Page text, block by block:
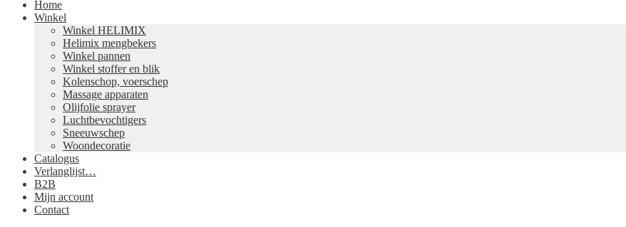
Home
Winkel
Winkel HELIMIX
Helimix mengbekers
Winkel pannen
Winkel stoffer en blik
Kolenschop, voerschep
Massage apparaten
Olijfolie sprayer
Luchtbevochtigers
Sneeuwschep
Woondecoratie
Catalogus
Verlanglijst…
B2B
Mijn account
Contact